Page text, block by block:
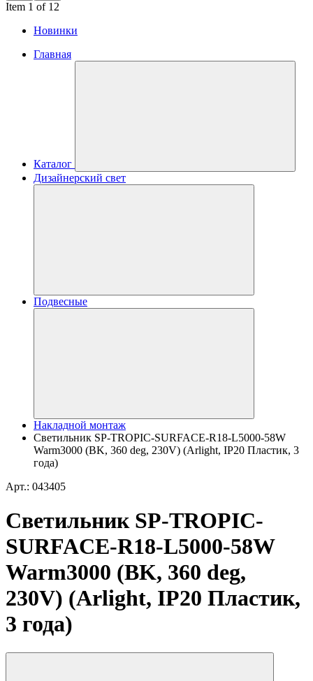
Item 1 of 12
Новинки
Главная
Каталог
Дизайнерский свет
Подвесные
Накладной монтаж
Светильник SP-TROPIC-SURFACE-R18-L5000-58W
Warm3000 (BK, 360 deg, 230V) (Arlight, IP20 Пластик, 3
года)
Арт.: 043405
Светильник SP-TROPIC-
SURFACE-R18-L5000-58W
Warm3000 (BK, 360 deg,
230V) (Arlight, IP20 Пластик,
3 года)